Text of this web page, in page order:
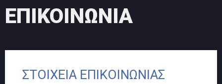
ΕΠΙΚΟΙΝΩΝΙΑ
ΣΤΟΙΧΕΙΑ ΕΠΙΚΟΙΝΩΝΙΑΣ